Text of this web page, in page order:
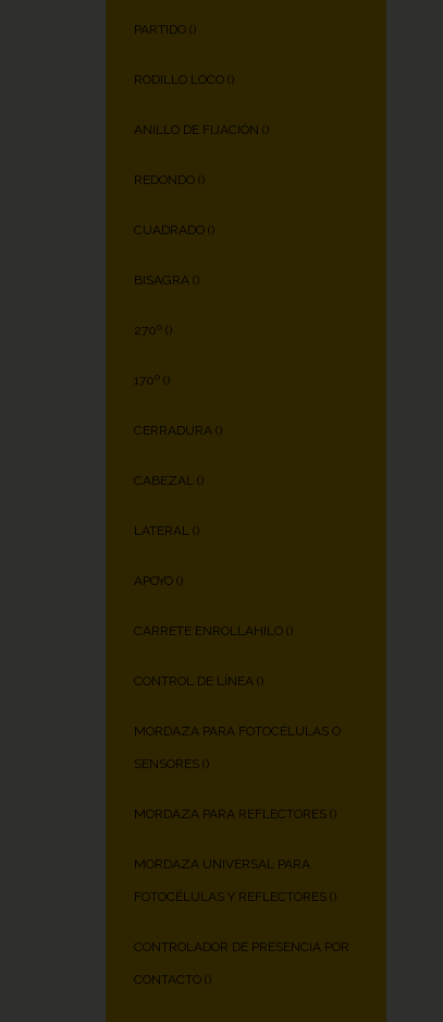
PARTIDO ()
RODILLO LOCO ()
ANILLO DE FIJACIÓN ()
REDONDO ()
CUADRADO ()
BISAGRA ()
270º ()
170º ()
CERRADURA ()
CABEZAL ()
LATERAL ()
APOYO ()
CARRETE ENROLLAHILO ()
CONTROL DE LÍNEA ()
MORDAZA PARA FOTOCÉLULAS O
SENSORES ()
MORDAZA PARA REFLECTORES ()
MORDAZA UNIVERSAL PARA
FOTOCÉLULAS Y REFLECTORES ()
CONTROLADOR DE PRESENCIA POR
CONTACTO ()